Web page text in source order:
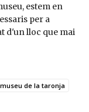
estem en
per a
d'un lloc que mai
museu de la taronja